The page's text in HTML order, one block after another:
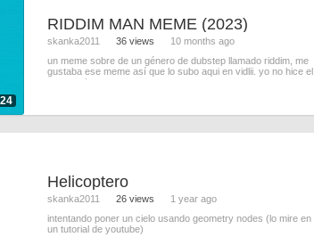
RIDDIM MAN MEME (2023)
skanka2011 36 views
10 months ago
un meme sobre de un género de dubstep llamado riddim, me
gustaba ese meme así que lo subo aqui en vidlii. yo no hice el
meme, si
Helicoptero
skanka2011 26 views
1 year ago
intentando poner un cielo usando geometry nodes (lo mire en
un tutorial de youtube)